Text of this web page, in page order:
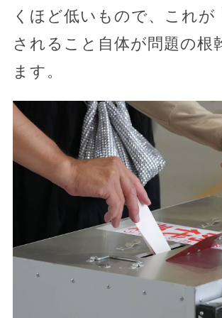
くほど低いもので、これが
されること自体が問題の根
ます。